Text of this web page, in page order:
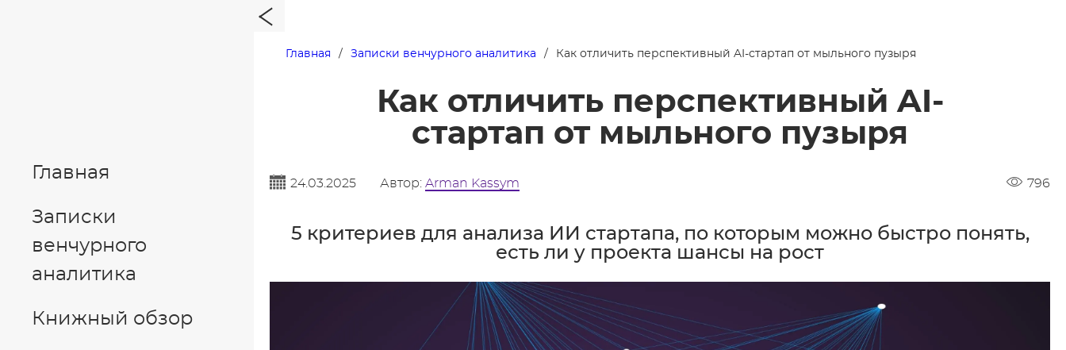
Главная
Записки
венчурного
аналитика
Книжный обзор
Главная Записки венчурного аналитика Как отличить перспективный AI-стартап от мыльного пузыря
Как отличить перспективный AI-
стартап от мыльного пузыря
24.03.2025 Автор: Arman Kassym 796
5 критериев для анализа ИИ стартапа, по которым можно быстро понять,
есть ли у проекта шансы на рост